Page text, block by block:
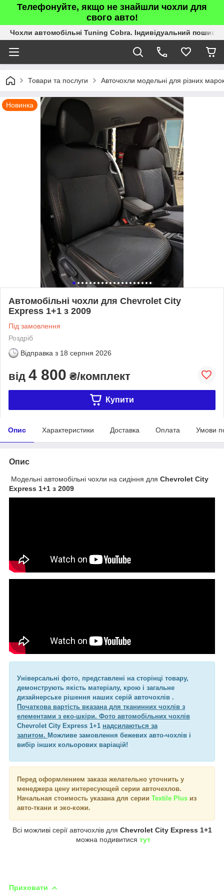
Телефонуйте, якщо не знайшли чохли для
свого авто!
Чохли автомобільні Tuning Cobra. Індивідуальний пошив.
Товари та послуги Авточохли модельні для різних
Новинка
Автомобільні чохли для Chevrolet City
Express 1+1 з 2009
Під замовлення
Роздріб
Відправка з 18 серпня 2026
від 4 800 ₴/комплект
Купити
Опис Характеристики Доставка Оплата Умови
Опис
Модельні автомобільні чохли на сидіння для Chevrolet City
Express 1+1 з 2009
Універсальні фото, представлені на сторінці товару,
демонструють якість матеріалу, крою і загальне
дизайнерське рішення наших серій авточохлів .
Початкова вартість вказана для тканинних чохлів з
елементами з еко-шкіри. Фото автомобільних чохлів
Chevrolet City Express 1+1 надсилаються за
запитом. Можливе замовлення бежевих авто-чохлів і
вибір інших кольорових варіацій!
Перед оформлением заказа желательно уточнить у
менеджера цену интересующей серии авточехлов.
Начальная стоимость указана для серии Textile Plus из
авто-ткани и эко-кожи.
Всі можливі серії авточохлів для Chevrolet City Express 1+1
можна подивитися тут
Приховати